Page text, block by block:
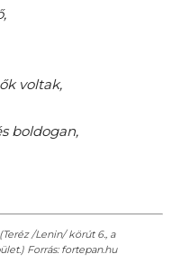
voltak,
boldogan,
/Lenin/ körút 6., a
Forrás: fortepan.hu